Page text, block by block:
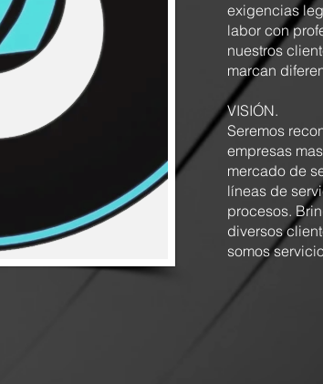
exigencias
labor con
nuestros
marcan
VISIÓN.
Seremos
empresas
mercado de
líneas de
procesos.
diversos
somos